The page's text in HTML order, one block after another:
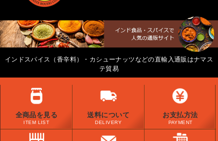
インドスパイス（香辛料）・カシューナッツなどの直輸入通販はナマス
テ貿易
全商品を見る
ITEM LIST
送料について
DELIVERY
お支払方法
PAYMENT